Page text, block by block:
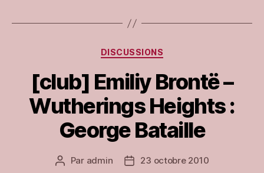
Catégories
DISCUSSIONS
[club] Emiliy Brontë –
Wutherings Heights :
George Bataille
Auteur
Par admin
Date23 octobre 2010